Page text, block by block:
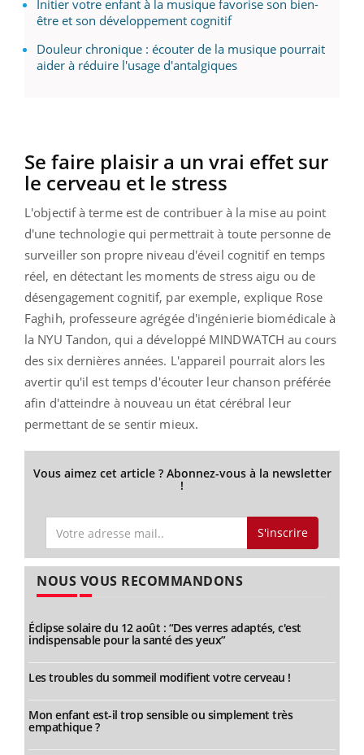
Initier votre enfant à la musique favorise son bien-
être et son développement cognitif
Douleur chronique : écouter de la musique pourrait
aider à réduire l'usage d'antalgiques
Se faire plaisir a un vrai effet sur
le cerveau et le stress
L'objectif à terme est de contribuer à la mise au point
d'une technologie qui permettrait à toute personne de
surveiller son propre niveau d'éveil cognitif en temps
réel, en détectant les moments de stress aigu ou de
désengagement cognitif, par exemple, explique Rose
Faghih, professeure agrégée d'ingénierie biomédicale à
la NYU Tandon, qui a développé MINDWATCH au cours
des six dernières années. L'appareil pourrait alors les
avertir qu'il est temps d'écouter leur chanson préférée
afin d'atteindre à nouveau un état cérébral leur
permettant de se sentir mieux.
Vous aimez cet article ? Abonnez-vous à la newsletter
!
S'inscrire
NOUS VOUS RECOMMANDONS
Éclipse solaire du 12 août : “Des verres adaptés, c'est
indispensable pour la santé des yeux”
Les troubles du sommeil modifient votre cerveau !
Mon enfant est-il trop sensible ou simplement très
empathique ?